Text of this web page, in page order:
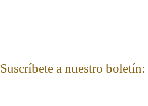
Suscríbete a nuestro boletín: